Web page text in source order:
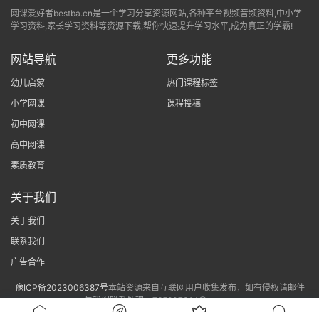
网课爱好者bestba.cn是一个学习分享资源网站,各种平台视频音频资料,中小学
学习资料,家长学习资料等资源下载,帮你快速提升学习水平,成为真正的学霸!
网站导航
幼儿启蒙
小学网课
初中网课
高中网课
素质教育
更多功能
热门课程标签
课程投稿
关于我们
关于我们
联系我们
广告合作
豫ICP备2023006387号本站资源来自互联网用户收集发布，如有侵权请邮件
与我们联系处理。765807314@qq.com